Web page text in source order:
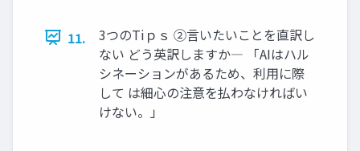
11.
3つのTiｐｓ ②言いたいことを直訳し
ない どう英訳しますか― 「AIはハル
シネーションがあるため、利用に際
して は細心の注意を払わなければい
けない。」